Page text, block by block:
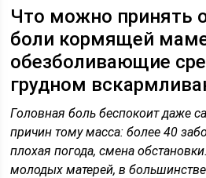
Что можно принять
боли кормящей
обезболивающие
грудном
Головная боль беспокоит даже
причин тому масса: более 40
плохая погода, смена
молодых матерей, в